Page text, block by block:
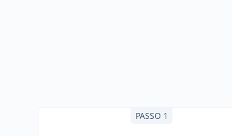
PASSO 1